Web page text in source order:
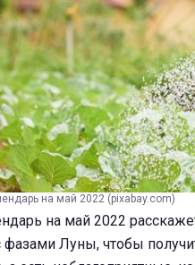
на май 2022 (pixabay.com)
на май 2022
фазами Луны, чтобы